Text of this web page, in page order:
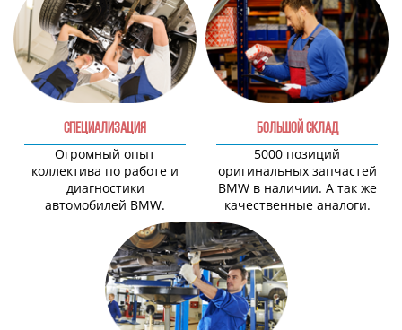
СПЕЦИАЛИЗАЦИЯ
Огромный опыт
коллектива по работе и
диагностики
автомобилей BMW.
БОЛЬШОЙ СКЛАД
5000 позиций
оригинальных запчастей
BMW в наличии. А так же
качественные аналоги.